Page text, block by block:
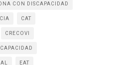
CON DISCAPACIDAD
CAT
CRECOVI
EAT